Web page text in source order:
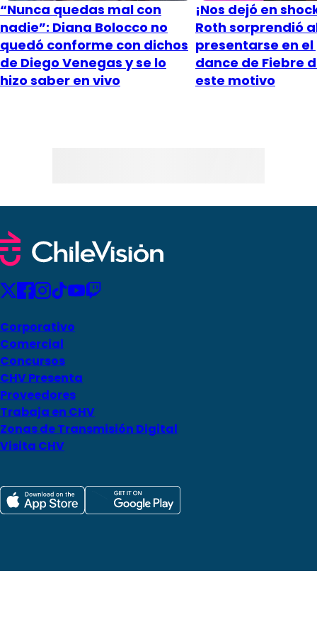
“Nunca quedas mal con
nadie”: Diana Bolocco no
quedó conforme con dichos
de Diego Venegas y se lo
hizo saber en vivo
¡Nos dejó en
Roth sorprendió
presentarse en el
dance de Fiebre
este motivo
Corporativo
Comercial
Concursos
CHV Presenta
Proveedores
Trabaja en CHV
Zonas de Transmisión Digital
Visita CHV